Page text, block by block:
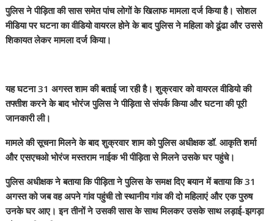
पुलिस ने पीड़िता की सास समेत पांच लोगों के खिलाफ मामला दर्ज किया है। सोशल
मीडिया पर घटना का वीडियो वायरल होने के बाद पुलिस ने महिला को ढूंढा और उससे
शिकायत लेकर मामला दर्ज किया।
यह घटना 31 अगस्त शाम की बताई जा रही है। शुक्रवार को वायरल वीडियो की
तफ्तीश करने के बाद भोरंज पुलिस ने पीड़िता से संपर्क किया और घटना की पूरी
जानकारी ली।
मामले की सूचना मिलने के बाद शुक्रवार शाम को पुलिस अधीक्षक डॉ. आकृति शर्मा
और एसएचओ भोरंज मस्तराम नाईक भी पीड़िता से मिलने उसके घर पहुंचे।
पुलिस अधीक्षक ने बताया कि पीड़िता ने पुलिस के समक्ष दिए बयान में बताया कि 31
अगस्त को जब वह अपने गांव पहुंची तो स्थानीय गांव की दो महिलाएं और एक पुरुष
उनके घर आए। इन तीनों ने उसकी सास के साथ मिलकर उसके साथ लड़ाई-झगड़ा